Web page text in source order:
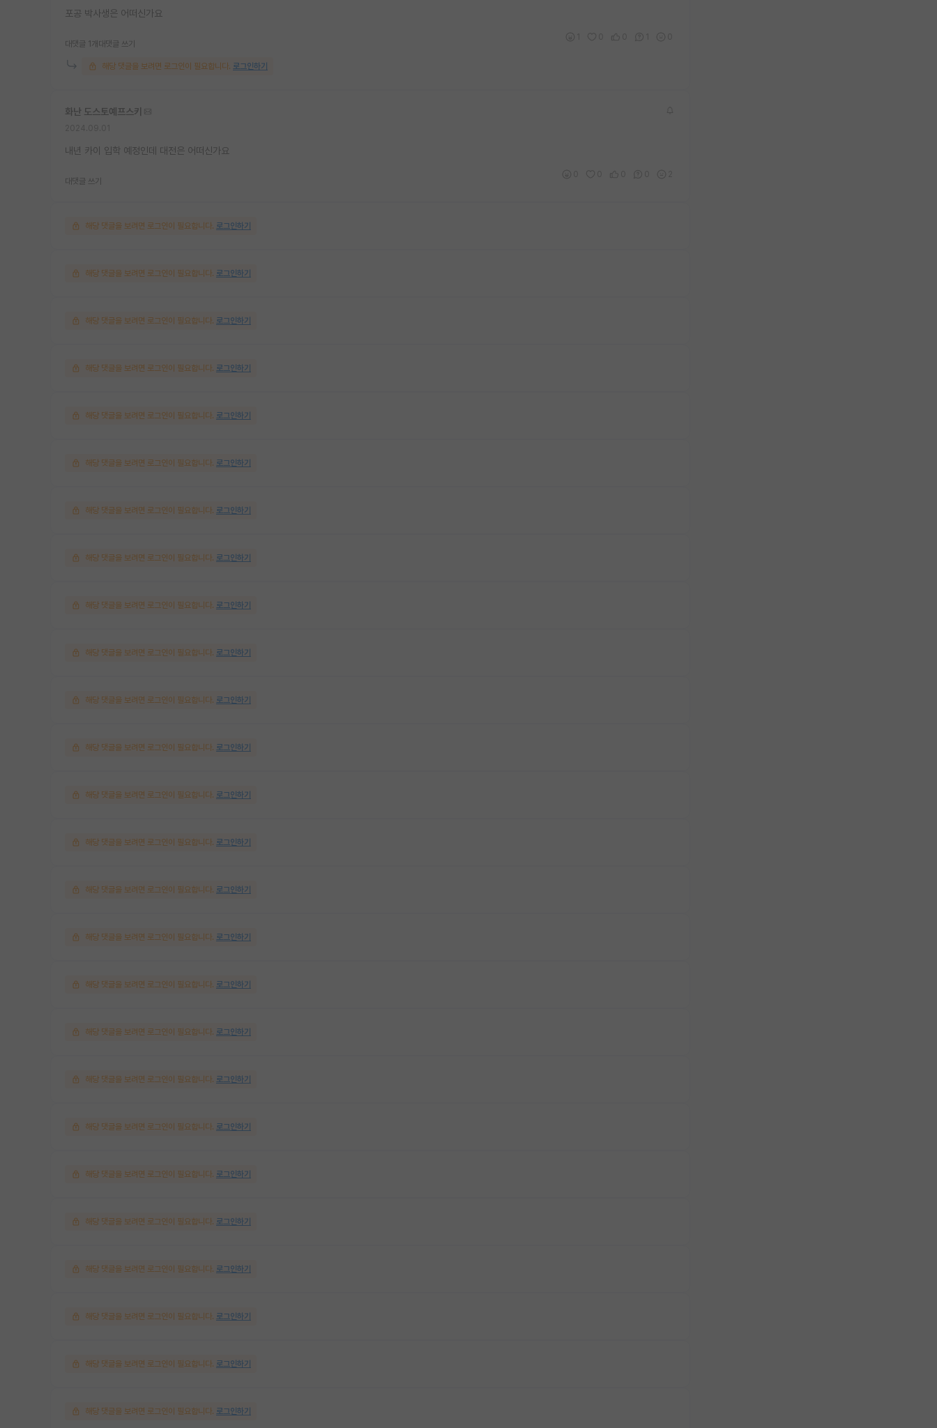
포공 박사생은 어떠신가요
대댓글 1개 대댓글 쓰기
해당 댓글을 보려면 로그인이 필요합니다. 로그인하기
화난 도스토예프스키
내년 카이 입학 예정인데 대전은 어떠신가요
대댓글 쓰기
해당 댓글을 보려면 로그인이 필요합니다. 로그인하기
해당 댓글을 보려면 로그인이 필요합니다. 로그인하기
해당 댓글을 보려면 로그인이 필요합니다. 로그인하기
해당 댓글을 보려면 로그인이 필요합니다. 로그인하기
해당 댓글을 보려면 로그인이 필요합니다. 로그인하기
해당 댓글을 보려면 로그인이 필요합니다. 로그인하기
해당 댓글을 보려면 로그인이 필요합니다. 로그인하기
해당 댓글을 보려면 로그인이 필요합니다. 로그인하기
해당 댓글을 보려면 로그인이 필요합니다. 로그인하기
해당 댓글을 보려면 로그인이 필요합니다. 로그인하기
해당 댓글을 보려면 로그인이 필요합니다. 로그인하기
해당 댓글을 보려면 로그인이 필요합니다. 로그인하기
해당 댓글을 보려면 로그인이 필요합니다. 로그인하기
해당 댓글을 보려면 로그인이 필요합니다. 로그인하기
해당 댓글을 보려면 로그인이 필요합니다. 로그인하기
해당 댓글을 보려면 로그인이 필요합니다. 로그인하기
해당 댓글을 보려면 로그인이 필요합니다. 로그인하기
해당 댓글을 보려면 로그인이 필요합니다. 로그인하기
해당 댓글을 보려면 로그인이 필요합니다. 로그인하기
해당 댓글을 보려면 로그인이 필요합니다. 로그인하기
해당 댓글을 보려면 로그인이 필요합니다. 로그인하기
해당 댓글을 보려면 로그인이 필요합니다. 로그인하기
해당 댓글을 보려면 로그인이 필요합니다. 로그인하기
해당 댓글을 보려면 로그인이 필요합니다. 로그인하기
해당 댓글을 보려면 로그인이 필요합니다. 로그인하기
해당 댓글을 보려면 로그인이 필요합니다. 로그인하기